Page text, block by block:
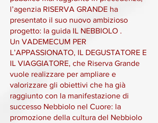
l’agenzia RISERVA GRANDE ha
presentato il suo nuovo ambizioso
progetto: la guida IL NEBBIOLO .
Un VADEMECUM PER
L’APPASSIONATO, IL DEGUSTATORE E
IL VIAGGIATORE, che Riserva Grande
vuole realizzare per ampliare e
valorizzare gli obiettivi che ha già
raggiunto con la manifestazione di
successo Nebbiolo nel Cuore: la
promozione della cultura del Nebbiolo